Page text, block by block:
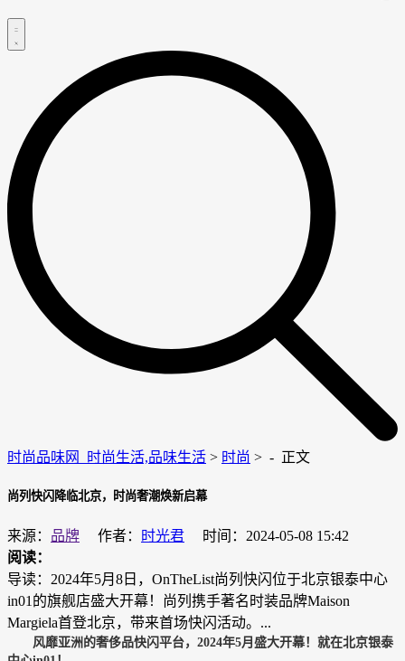
时尚品味网_时尚生活,品味生活 > 时尚 > - 正文
尚列快闪降临北京，时尚奢潮焕新启幕
来源： 品牌 作者： 时光君
时间：2024-05-08 15:42
阅读：
导读：2024年5月8日，OnTheList尚列快闪位于北京银泰中心
in01的旗舰店盛大开幕！尚列携手著名时装品牌Maison
Margiela首登北京，带来首场快闪活动。...
风靡亚洲的奢侈品快闪平台， 2024年5月盛大开幕！ 就在北京银泰